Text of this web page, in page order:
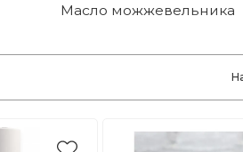
Масло можжевельника